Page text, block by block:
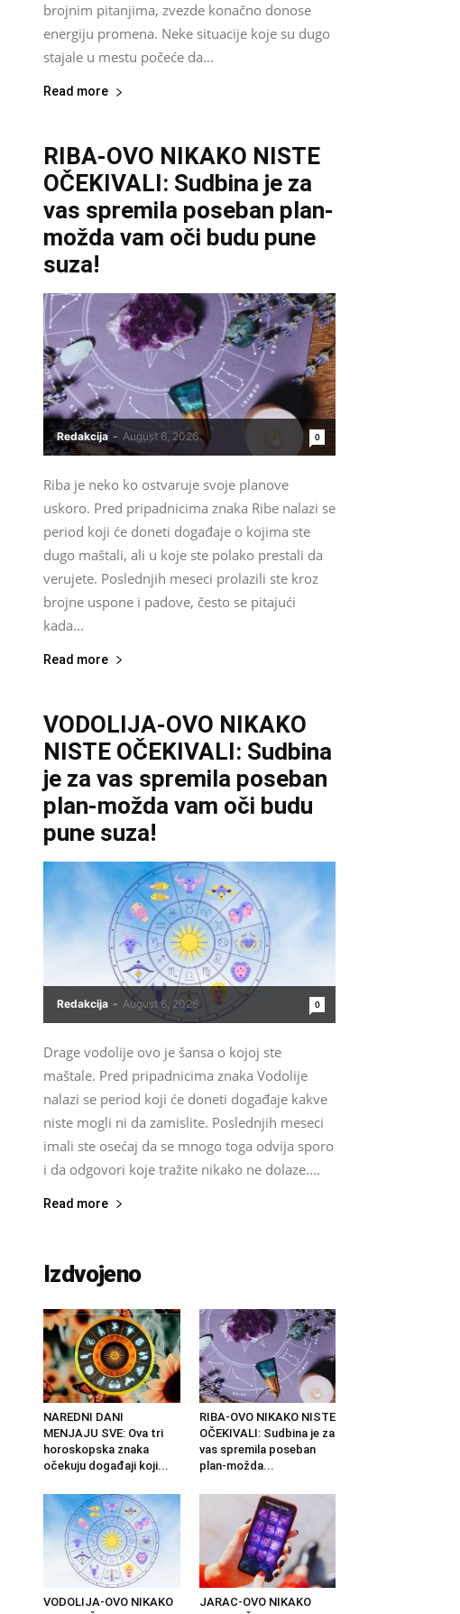
brojnim pitanjima, zvezde konačno donose
energiju promena. Neke situacije koje su dugo
stajale u mestu počeće da...
Read more
RIBA-OVO NIKAKO NISTE
OČEKIVALI: Sudbina je za
vas spremila poseban plan-
možda vam oči budu pune
suza!
Redakcija - August 6, 2026 0
Riba je neko ko ostvaruje svoje planove
uskoro. Pred pripadnicima znaka Ribe nalazi se
period koji će doneti događaje o kojima ste
dugo maštali, ali u koje ste polako prestali da
verujete. Poslednjih meseci prolazili ste kroz
brojne uspone i padove, često se pitajući
kada...
Read more
VODOLIJA-OVO NIKAKO
NISTE OČEKIVALI: Sudbina
je za vas spremila poseban
plan-možda vam oči budu
pune suza!
Redakcija - August 6, 2026 0
Drage vodolije ovo je šansa o kojoj ste
maštale. Pred pripadnicima znaka Vodolije
nalazi se period koji će doneti događaje kakve
niste mogli ni da zamislite. Poslednjih meseci
imali ste osećaj da se mnogo toga odvija sporo
i da odgovori koje tražite nikako ne dolaze....
Read more
Izdvojeno
NAREDNI DANI
MENJAJU SVE: Ova tri
horoskopska znaka
očekuju događaji koji...
RIBA-OVO NIKAKO NISTE
OČEKIVALI: Sudbina je za
vas spremila poseban
plan-možda...
VODOLIJA-OVO NIKAKO
JARAC-OVO NIKAKO